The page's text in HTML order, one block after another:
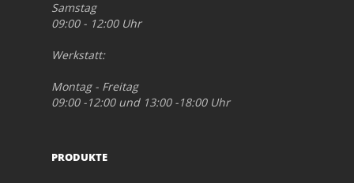
Samstag
09:00 - 12:00 Uhr
Werkstatt:
Montag - Freitag
09:00 -12:00 und 13:00 -18:00 Uhr
PRODUKTE